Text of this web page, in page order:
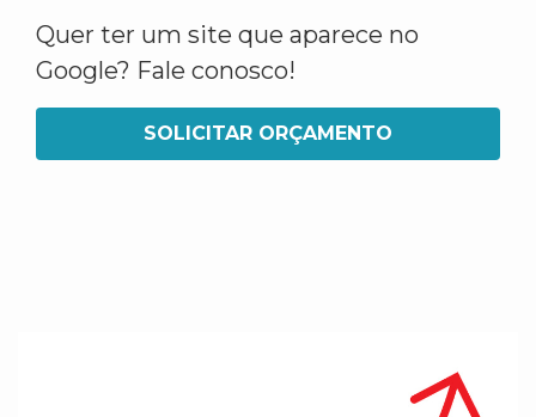
Quer ter um site que aparece no
Google? Fale conosco!
SOLICITAR ORÇAMENTO